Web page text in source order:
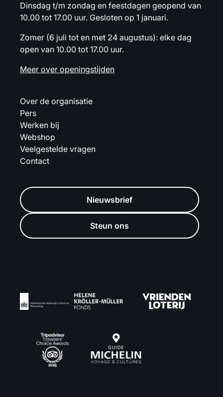
Dinsdag t/m zondag en feestdagen geopend van
10.00 tot 17.00 uur. Gesloten op 1 januari.
Zomer (6 juli tot en met 24 augustus): elke dag
open van 10.00 tot 17.00 uur.
Meer over openingstijden
Over de organisatie
Pers
Werken bij
Webshop
Veelgestelde vragen
Contact
Nieuwsbrief
Steun ons